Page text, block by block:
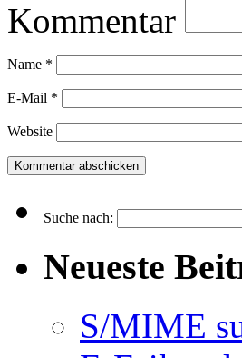
Kommentar
Name *
E-Mail *
Website
Suche nach:
Neueste
S/MIME